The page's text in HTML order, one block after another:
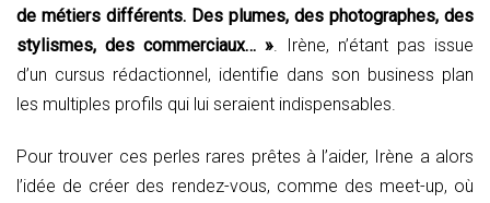
de métiers différents. Des plumes, des photographes, des
stylismes, des commerciaux… » . Irène, n’étant pas issue
d’un cursus rédactionnel, identifie dans son business plan
les multiples profils qui lui seraient indispensables.
Pour trouver ces perles rares prêtes à l’aider, Irène a alors
l’idée de créer des rendez-vous, comme des meet-up, où